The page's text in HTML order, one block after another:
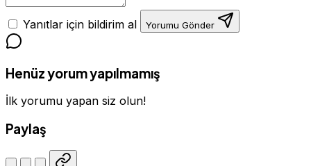
Yanıtlar için bildirim al Yorumu Gönder
Henüz yorum yapılmamış
İlk yorumu yapan siz olun!
Paylaş